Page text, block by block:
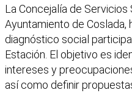
La Concejalía de
Ayuntamiento de Coslada,
diagnóstico social
Estación. El objetivo es
intereses y
así como definir